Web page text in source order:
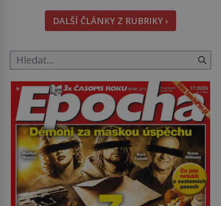
hmatatelnějšího. Naprosto rekordní kometu!
Astronomové Pedro Bernardinelli a Gary Bernstein
mravenčí prací zkoumají archivní snímky v rámci
DALŠÍ ČLÁNKY Z RUBRIKY ›